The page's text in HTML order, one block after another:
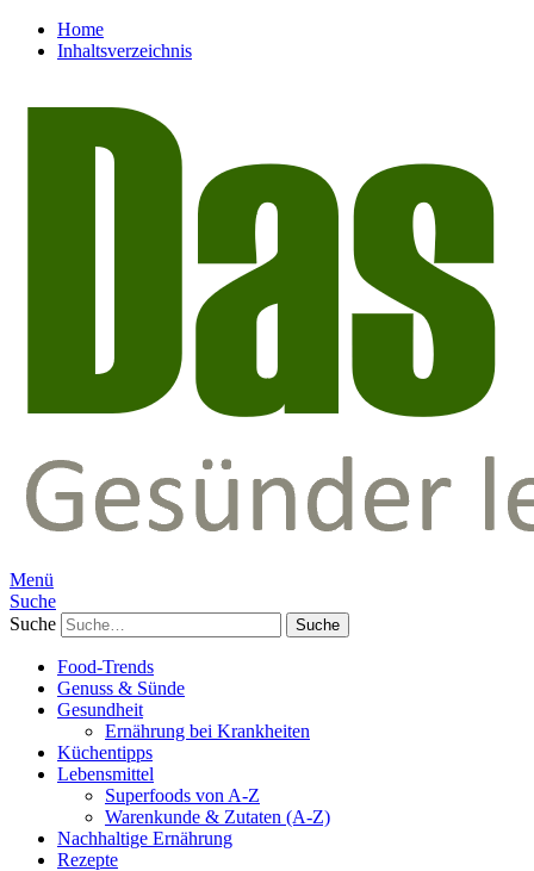
Home
Inhaltsverzeichnis
Menü
Suche
Suche
Food-Trends
Genuss & Sünde
Gesundheit
Ernährung bei Krankheiten
Küchentipps
Lebensmittel
Superfoods von A-Z
Warenkunde & Zutaten (A-Z)
Nachhaltige Ernährung
Rezepte